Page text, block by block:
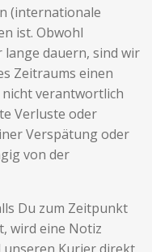
(internationale
ist. Obwohl
dauern, sind wir
Zeitraums einen
verantwortlich
Verluste oder
Verspätung oder
von der
Du zum Zeitpunkt
wird eine Notiz